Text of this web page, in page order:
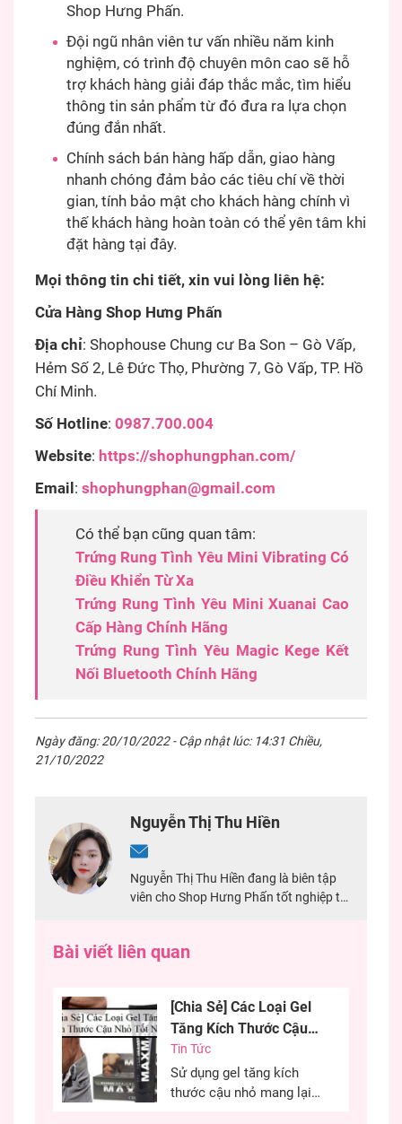
Shop Hưng Phấn.
Đội ngũ nhân viên tư vấn nhiều năm kinh
nghiệm, có trình độ chuyên môn cao sẽ hỗ
trợ khách hàng giải đáp thắc mắc, tìm hiểu
thông tin sản phẩm từ đó đưa ra lựa chọn
đúng đắn nhất.
Chính sách bán hàng hấp dẫn, giao hàng
nhanh chóng đảm bảo các tiêu chí về thời
gian, tính bảo mật cho khách hàng chính vì
thế khách hàng hoàn toàn có thể yên tâm khi
đặt hàng tại đây.
Mọi thông tin chi tiết, xin vui lòng liên hệ:
Cửa Hàng Shop Hưng Phấn
Địa chỉ: Shophouse Chung cư Ba Son – Gò Vấp,
Hẻm Số 2, Lê Đức Thọ, Phường 7, Gò Vấp, TP. Hồ
Chí Minh.
Số Hotline: 0987.700.004
Website: https://shophungphan.com/
Email : shophungphan@gmail.com
Có thể bạn cũng quan tâm:
Trứng Rung Tình Yêu Mini Vibrating Có
Điều Khiển Từ Xa
Trứng Rung Tình Yêu Mini Xuanai Cao
Cấp Hàng Chính Hãng
Trứng Rung Tình Yêu Magic Kege Kết
Nối Bluetooth Chính Hãng
Ngày đăng: 20/10/2022 - Cập nhật lúc: 14:31 Chiều,
21/10/2022
Nguyễn Thị Thu Hiền
Nguyễn Thị Thu Hiền đang là biên tập
viên cho Shop Hưng Phấn tốt nghiệp tại
đảm bảo nội dung chính xác nhất cho
Bài viết liên quan
[Chia Sẻ] Các Loại Gel
Tăng Kích Thước Cậu
Nhỏ Tốt Nhất
Tin Tức
Sử dụng gel tăng kích
thước cậu nhỏ mang lại